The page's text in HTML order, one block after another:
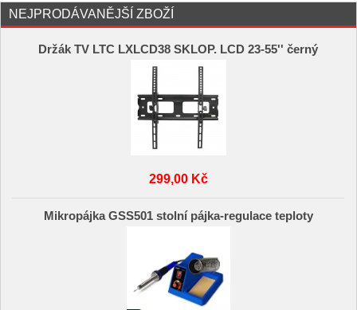
NEJPRODÁVANĚJŠÍ ZBOŽÍ
Držák TV LTC LXLCD38 SKLOP. LCD 23-55'' černý
299,00 Kč
Mikropájka GSS501 stolní pájka-regulace teploty